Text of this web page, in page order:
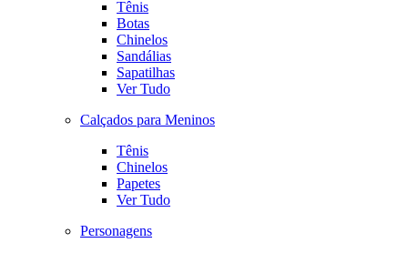
Tênis
Botas
Chinelos
Sandálias
Sapatilhas
Ver Tudo
Calçados para Meninos
Tênis
Chinelos
Papetes
Ver Tudo
Personagens